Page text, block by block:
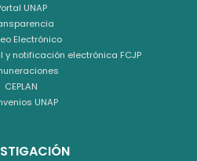
UNAP
Electrónico
notificación electrónica FCJP
CEPLAN
UNAP